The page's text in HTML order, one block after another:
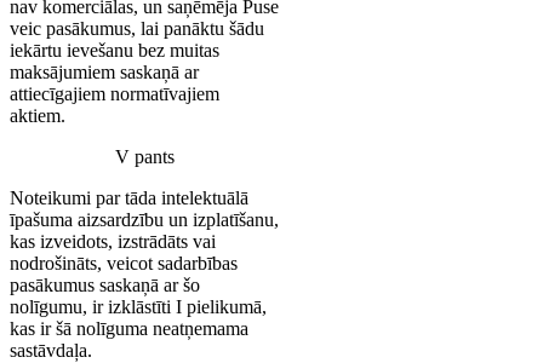
nav komerciālas, un saņēmēja Puse
veic pasākumus, lai panāktu šādu
iekārtu ievešanu bez muitas
maksājumiem saskaņā ar
attiecīgajiem normatīvajiem
aktiem.
V pants
Noteikumi par tāda intelektuālā
īpašuma aizsardzību un izplatīšanu,
kas izveidots, izstrādāts vai
nodrošināts, veicot sadarbības
pasākumus saskaņā ar šo
nolīgumu, ir izklāstīti I pielikumā,
kas ir šā nolīguma neatņemama
sastāvdaļa.